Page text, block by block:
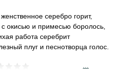
женственное серебро горит,
с окисью и примесью боролось,
работа серебрит
плуг и песнотворца голос.